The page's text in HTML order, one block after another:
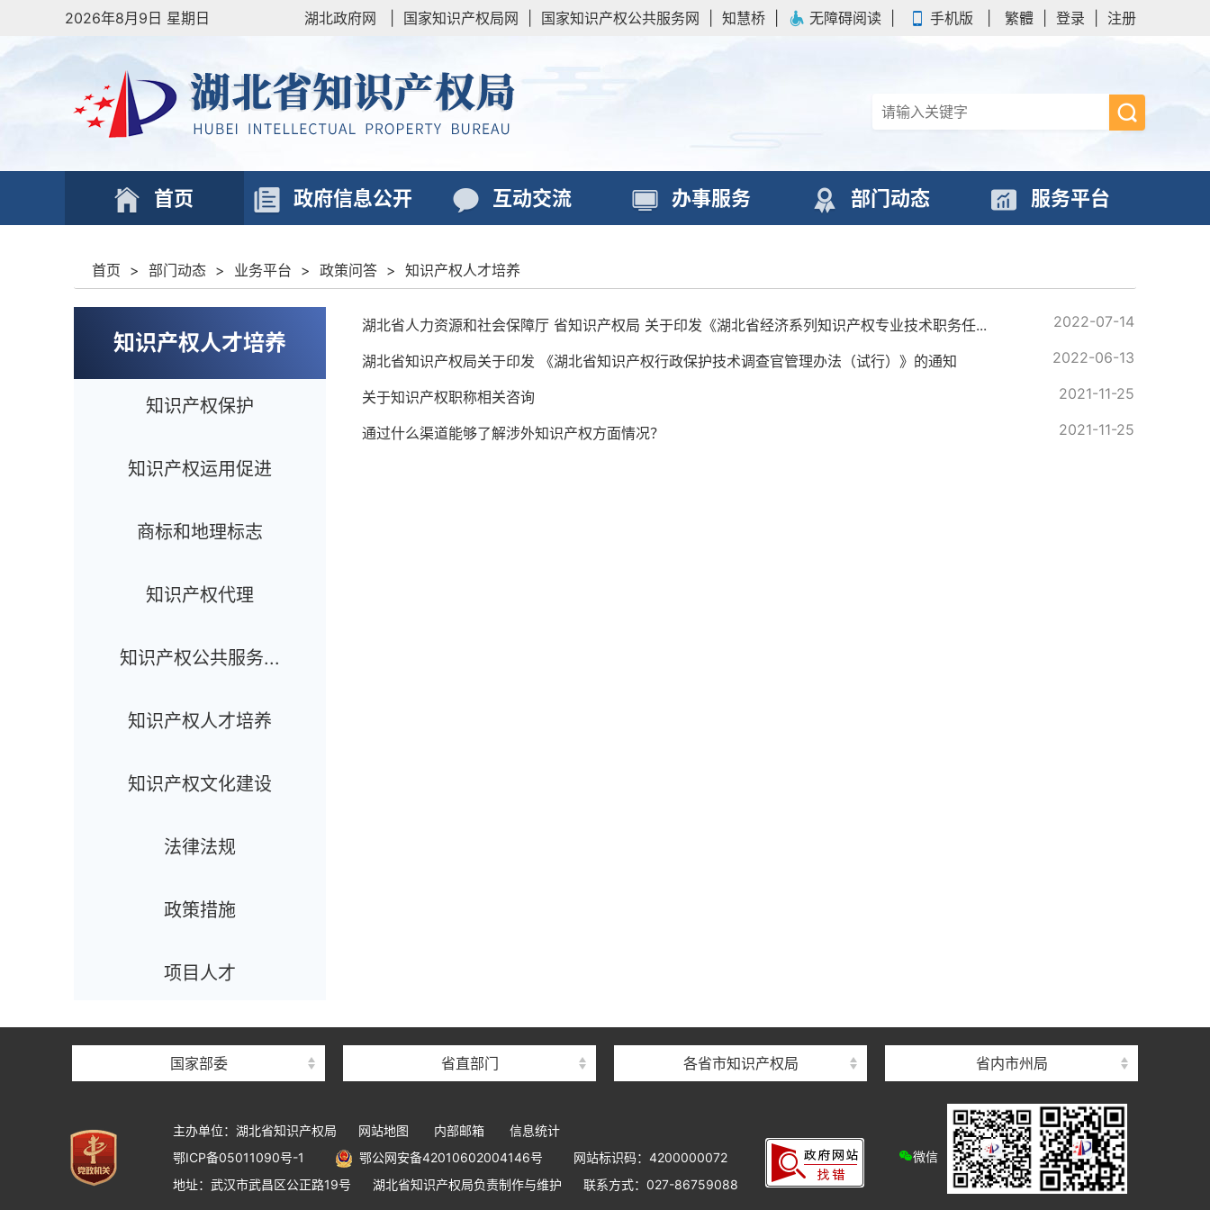
2026年8月9日 星期日 湖北政府网 国家知识产权局网 国家知识产权公共服务网 知慧桥 无障碍阅读 手机版 繁體 登录 注册
首页 政府信息公开 互动交流 办事服务 部门动态 服务平台
首页 > 部门动态 > 业务平台 > 政策问答 > 知识产权人才培养
知识产权人才培养
知识产权保护
知识产权运用促进
商标和地理标志
知识产权代理
知识产权公共服务...
知识产权人才培养
知识产权文化建设
法律法规
政策措施
项目人才
湖北省人力资源和社会保障厅 省知识产权局 关于印发《湖北省经济系列知识产权专业技术职务任... 2022-07-14
湖北省知识产权局关于印发 《湖北省知识产权行政保护技术调查官管理办法（试行）》的通知 2022-06-13
关于知识产权职称相关咨询 2021-11-25
通过什么渠道能够了解涉外知识产权方面情况？ 2021-11-25
国家部委 省直部门 各省市知识产权局 省内市州局
主办单位：湖北省知识产权局 网站地图 内部邮箱
信息统计
鄂ICP备05011090号-1
鄂公网安备42010602004146号
网站标识码：4200000072
地址：武汉市武昌区公正路19号
湖北省知识产权局负责制作与维护 联系方式：027-86759088
微信